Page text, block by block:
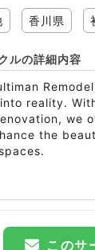
香川県
ルの詳細内容
reality.
we
the
このサ